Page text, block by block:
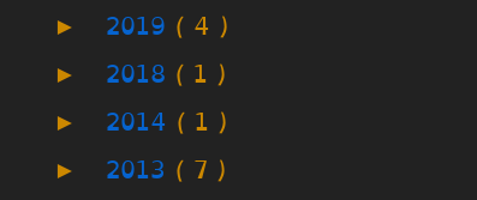
► 2019 ( 4 )
► 2018 ( 1 )
► 2014 ( 1 )
► 2013 ( 7 )